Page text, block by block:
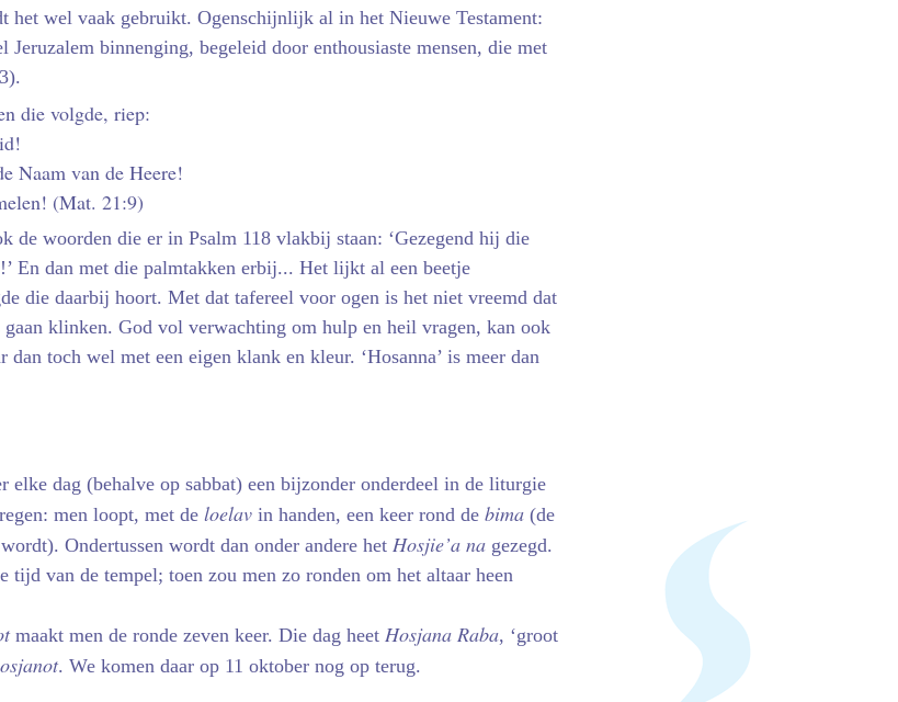
het wel vaak gebruikt. Ogen­schijnlijk al in het Nieuwe Testament:
Jeruzalem binnenging, begeleid door enthousiaste mensen, die met
die volgde, riep:
Naam van de Heere!
(Mat. 21:9)
de woorden die er in Psalm 118 vlakbij staan: ‘Gezegend hij die
En dan met die palmtakken erbij... Het lijkt al een beetje
die daarbij hoort. Met dat tafereel voor ogen is het niet vreemd dat
gaan klinken. God vol verwachting om hulp en heil vragen, kan ook
toch wel met een eigen klank en kleur. ‘Hosanna’ is meer dan
elke dag (behalve op sabbat) een bijzonder onderdeel in de liturgie
men loopt, met de loelav in handen, een keer rond de bima (de
Ondertussen wordt dan onder andere het Hosjie’a na gezegd.
tijd van de tempel; toen zou men zo ronden om het altaar heen
maakt men de ronde zeven keer. Die dag heet Hosjana Raba, ‘groot
. We komen daar op 11 oktober nog op terug.